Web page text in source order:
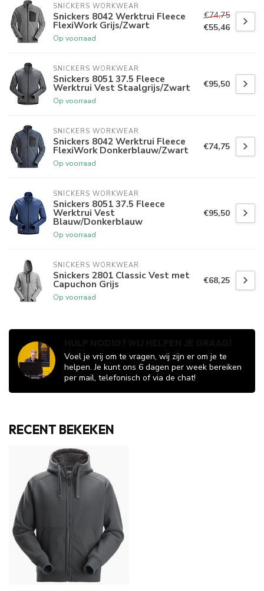
SNICKERS WORKWEAR
Snickers 8042 Werktrui Fleece
FlexiWork Grijs/Zwart
Op voorraad
€74,75
€55,46
SNICKERS WORKWEAR
Snickers 8051 37.5 Fleece
Werktrui Vest Staalgrijs/Zwart
Op voorraad
€95,50
SNICKERS WORKWEAR
Snickers 8042 Werktrui Fleece
FlexiWork Donkerblauw/Zwart
Op voorraad
€74,75
SNICKERS WORKWEAR
Snickers 8051 37.5 Fleece
Werktrui Vest
Blauw/Donkerblauw
Op voorraad
€95,50
SNICKERS WORKWEAR
Snickers 2801 Classic Vest met
Capuchon Grijs
Op voorraad
€68,25
Voel je vrij om te vragen, wij zijn er om je te
helpen. Je kunt ons 6 dagen per week bereiken
per mail, telefonisch of via de chat!
RECENT BEKEKEN